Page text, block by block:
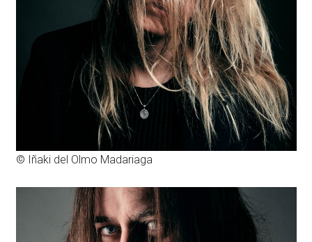
© Iñaki del Olmo Madariaga